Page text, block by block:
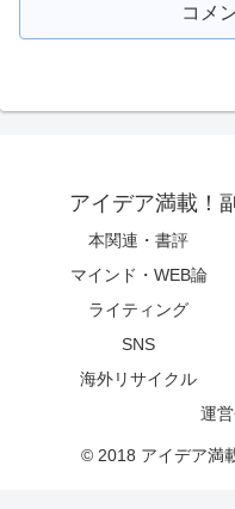
コメ
アイデア満載！
本関連・書評
マインド・WEB論
ライティング
SNS
海外リサイクル
運
© 2018 アイデア満